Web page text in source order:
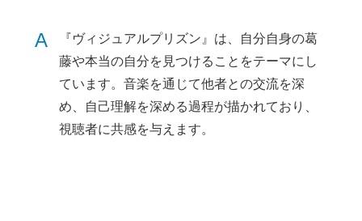
A
『ヴィジュアルプリズン』は、自分自身の葛
藤や本当の自分を見つけることをテーマにし
ています。音楽を通じて他者との交流を深
め、自己理解を深める過程が描かれており、
視聴者に共感を与えます。